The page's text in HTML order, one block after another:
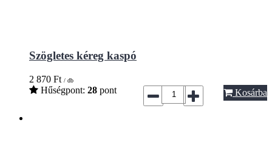
Szögletes kéreg kaspó
2 870 Ft / db
Hűségpont: 28 pont Kosárba